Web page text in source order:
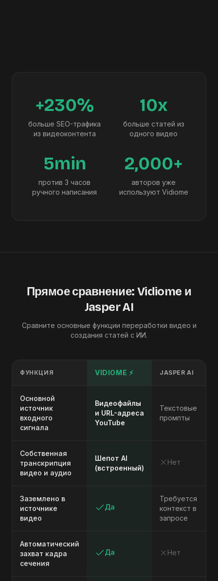
+230%
больше SEO-трафика
из видеоконтента
10x
больше статей из
одного видео
5min
против 3 часов
ручного написания
2,000+
авторов уже
используют Vidiome
Прямое сравнение: Vidiome и
Jasper AI
Сравните основные функции переработки видео и
создания статей с ИИ.
ФУНКЦИЯ VIDIOME ⚡ JASPER AI
Основной
источник
входного
сигнала
Видеофайлы
и URL-адреса
YouTube
Текстовые
промпты
Собственная
транскрипция
видео и аудио
Шепот AI
(встроенный)
Нет
Заземлено в
источнике
видео
Да
Требуется
контекст в
запросе
Автоматический
захват кадра
сечения
Да Нет